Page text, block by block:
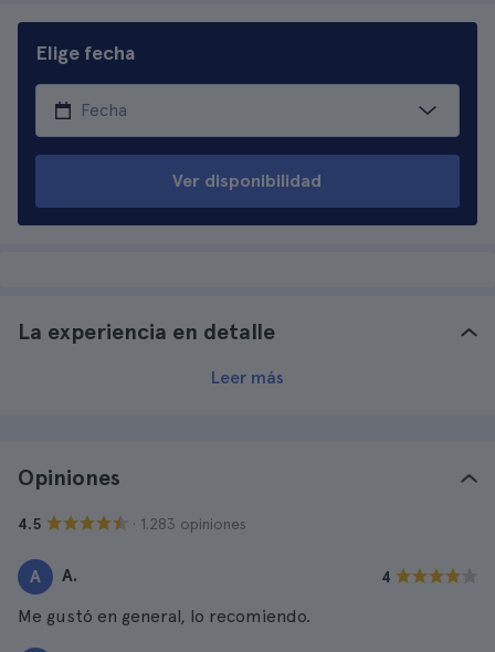
Elige fecha
Ver disponibilidad
La experiencia en detalle
Leer más
Opiniones
4.5 · 1.283 opiniones
A A. 4
Me gustó en general, lo recomiendo.